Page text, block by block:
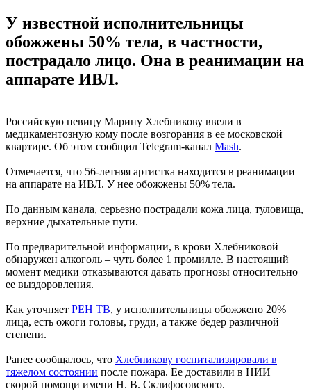
У известной исполнительницы
обожжены 50% тела, в частности,
пострадало лицо. Она в реанимации на
аппарате ИВЛ.
Российскую певицу Марину Хлебникову ввели в
медикаментозную кому после возгорания в ее московской
квартире. Об этом сообщил Telegram-канал Mash.
Отмечается, что 56-летняя артистка находится в реанимации
на аппарате на ИВЛ. У нее обожжены 50% тела.
По данным канала, серьезно пострадали кожа лица, туловища,
верхние дыхательные пути.
По предварительной информации, в крови Хлебниковой
обнаружен алкоголь – чуть более 1 промилле. В настоящий
момент медики отказываются давать прогнозы относительно
ее выздоровления.
Как уточняет РЕН ТВ, у исполнительницы обожжено 20%
лица, есть ожоги головы, груди, а также бедер различной
степени.
Ранее сообщалось, что Хлебникову госпитализировали в
тяжелом состоянии после пожара. Ее доставили в НИИ
скорой помощи имени Н. В. Склифосовского.